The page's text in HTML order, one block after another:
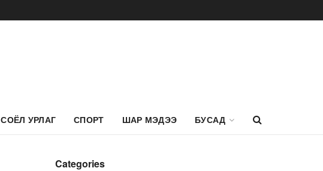
СОЁЛ УРЛАГ СПОРТ ШАР МЭДЭЭ БУСАД
Categories